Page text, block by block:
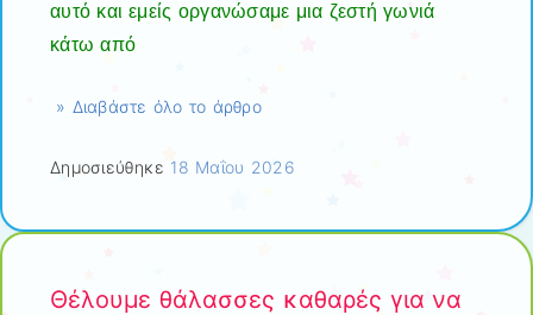
αυτό και εμείς οργανώσαμε μια ζεστή γωνιά
κάτω από
» Διαβάστε όλο το άρθρο
Δημοσιεύθηκε 18 Μαΐου 2026
Θέλουμε θάλασσες καθαρές για να